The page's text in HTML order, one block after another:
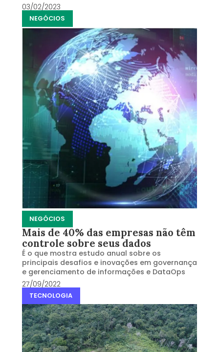
03/02/2023
NEGÓCIOS
NEGÓCIOS
Mais de 40% das empresas não têm
controle sobre seus dados
É o que mostra estudo anual sobre os
principais desafios e inovações em governança
e gerenciamento de informações e DataOps
27/09/2022
TECNOLOGIA